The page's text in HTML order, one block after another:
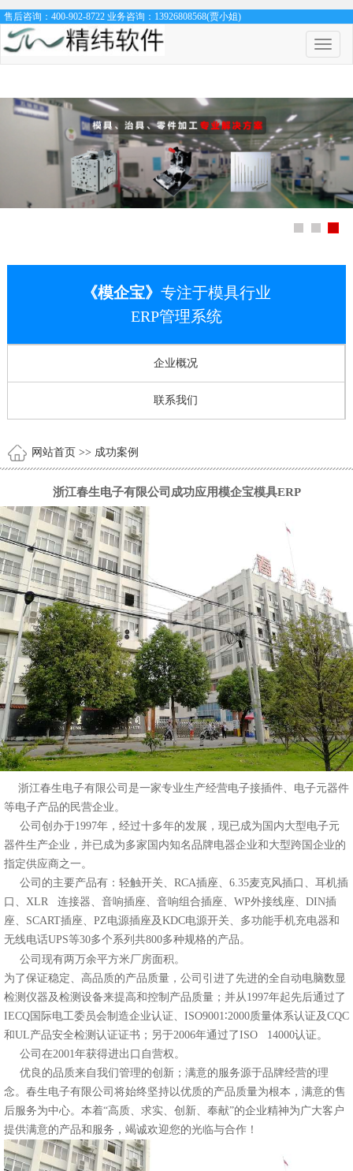
售后咨询：400-902-8722 业务咨询：13926808568(贾小姐)
菜
单
关
《模企宝》 专注于模具行业
ERP管理系统
企业概况
联系我们
网站首页 >> 成功案例
浙江春生电子有限公司成功应用模企宝模具ERP
浙江春生电子有限公司是一家专业生产经营电子接插件、电子元器件
等电子产品的民营企业。
公司创办于1997年，经过十多年的发展，现已成为国内大型电子元
器件生产企业，并已成为多家国内知名品牌电器企业和大型跨国企业的
指定供应商之一。
公司的主要产品有：轻触开关、RCA插座、6.35麦克风插口、耳机插
口、XLR 连接器、音响插座、音响组合插座、WP外接线座、DIN插
座、SCART插座、PZ电源插座及KDC电源开关、多功能手机充电器和
无线电话UPS等30多个系列共800多种规格的产品。
公司现有两万余平方米厂房面积。
为了保证稳定、高品质的产品质量，公司引进了先进的全自动电脑数显
检测仪器及检测设备来提高和控制产品质量；并从1997年起先后通过了
IECQ国际电工委员会制造企业认证、ISO9001∶2000质量体系认证及CQC
和UL产品安全检测认证证书；另于2006年通过了ISO 14000认证。
公司在2001年获得进出口自营权。
优良的品质来自我们管理的创新；满意的服务源于品牌经营的理
念。春生电子有限公司将始终坚持以优质的产品质量为根本，满意的售
后服务为中心。本着“高质、求实、创新、奉献”的企业精神为广大客户
提供满意的产品和服务，竭诚欢迎您的光临与合作！